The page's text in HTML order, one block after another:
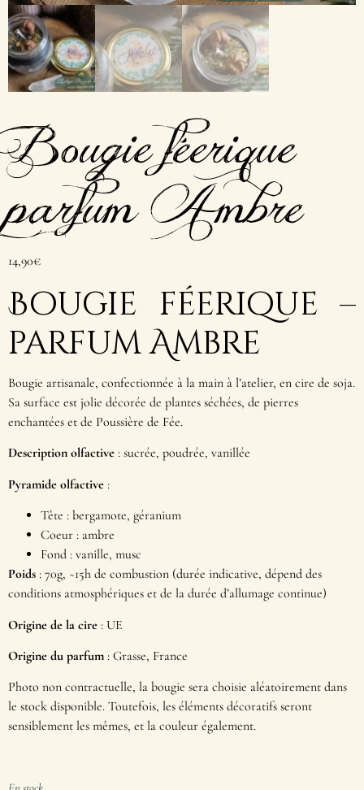
Bougie féerique –
parfum Ambre
14,90€
Bougie féerique –
parfum Ambre
Bougie artisanale, confectionnée à la main à l’atelier, en cire de soja.
Sa surface est jolie décorée de plantes séchées, de pierres
enchantées et de Poussière de Fée.
Description olfactive : sucrée, poudrée, vanillée
Pyramide olfactive :
Tête : bergamote, géranium
Coeur : ambre
Fond : vanille, musc
Poids : 70g, ~15h de combustion (durée indicative, dépend des
conditions atmosphériques et de la durée d’allumage continue)
Origine de la cire : UE
Origine du parfum : Grasse, France
Photo non contractuelle, la bougie sera choisie aléatoirement dans
le stock disponible. Toutefois, les éléments décoratifs seront
sensiblement les mêmes, et la couleur également.